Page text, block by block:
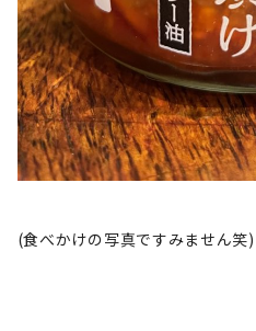
(食べかけの写真ですみません笑)